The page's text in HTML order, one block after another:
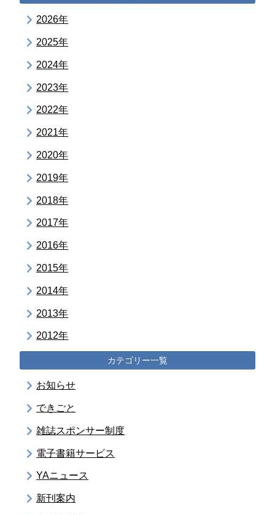
2026年
2025年
2024年
2023年
2022年
2021年
2020年
2019年
2018年
2017年
2016年
2015年
2014年
2013年
2012年
カテゴリー一覧
お知らせ
できごと
雑誌スポンサー制度
電子書籍サービス
YAニュース
新刊案内